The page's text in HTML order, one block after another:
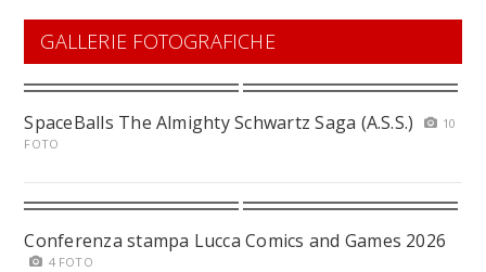
GALLERIE FOTOGRAFICHE
SpaceBalls The Almighty Schwartz Saga (A.S.S.)
10
FOTO
Conferenza stampa Lucca Comics and Games 2026
4 FOTO